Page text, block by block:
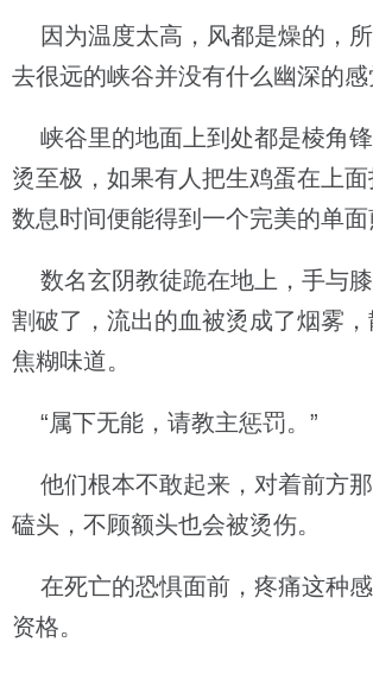
因为温度太高，风都是燥的，
去很远的峡谷并没有什么幽深的感
峡谷里的地面上到处都是棱角
烫至极，如果有人把生鸡蛋在上
数息时间便能得到一个完美的单面
数名玄阴教徒跪在地上，手与
割破了，流出的血被烫成了烟雾
焦糊味道。
“属下无能，请教主惩罚。”
他们根本不敢起来，对着前方
磕头，不顾额头也会被烫伤。
在死亡的恐惧面前，疼痛这种
资格。